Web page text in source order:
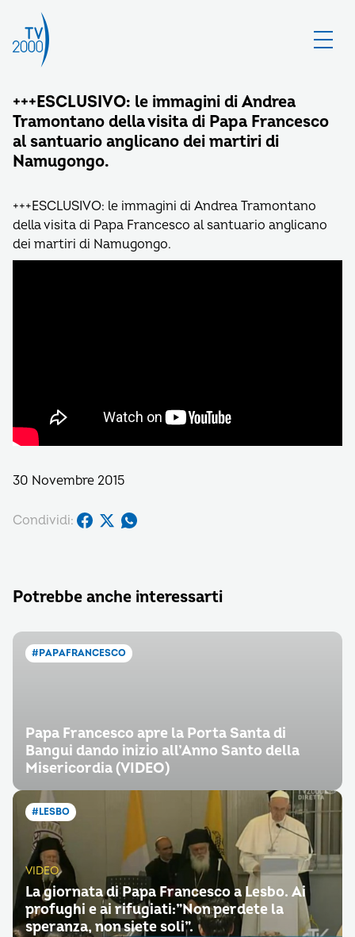
+++ESCLUSIVO: le immagini di Andrea
Tramontano della visita di Papa Francesco
al santuario anglicano dei martiri di
Namugongo.
+++ESCLUSIVO: le immagini di Andrea Tramontano
della visita di Papa Francesco al santuario anglicano
dei martiri di Namugongo.
30 Novembre 2015
Condividi:
Potrebbe anche interessarti
#PAPAFRANCESCO
Papa Francesco apre la Porta Santa di
Bangui dando inizio all’Anno Santo della
Misericordia (VIDEO)
#LESBO
VIDEO
La giornata di Papa Francesco a Lesbo. Ai
profughi e ai rifugiati:”Non perdete la
speranza, non siete soli”.